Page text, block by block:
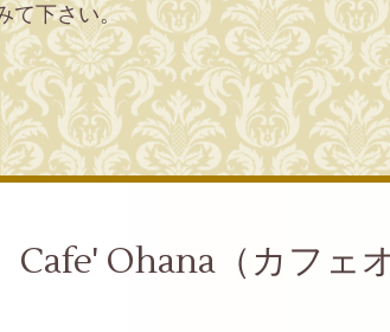
て下さい。
Cafe' Ohana（カフェ